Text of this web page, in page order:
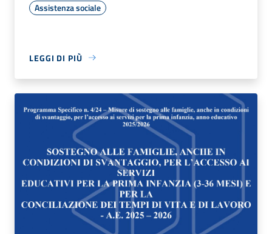
Assistenza sociale
LEGGI DI PIÙ